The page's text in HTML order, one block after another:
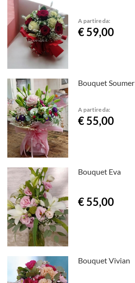
A partire da:
€ 59,00
Bouquet Soumer
A partire da:
€ 55,00
Bouquet Eva
€ 55,00
Bouquet Vivian